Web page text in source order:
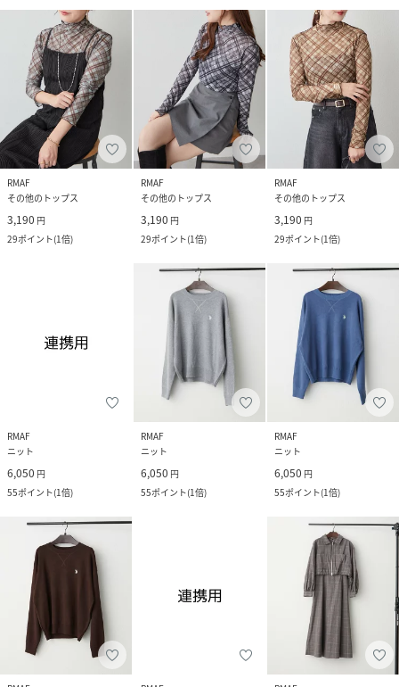
RMAF
その他のトップス
3,190 円
29ポイント(1倍)
RMAF
その他のトップス
3,190 円
29ポイント(1倍)
RMAF
その他のトップス
3,190 円
29ポイント(1倍)
RMAF
ニット
6,050 円
55ポイント(1倍)
RMAF
ニット
6,050 円
55ポイント(1倍)
RMAF
ニット
6,050 円
55ポイント(1倍)